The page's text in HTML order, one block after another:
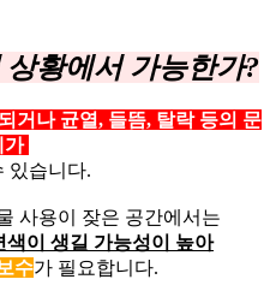
상황에서 가능한가?
거나 균열, 들뜸, 탈락 등의 문
가
있습니다.
사용이 잦은 공간에서는
이 생길 가능성이 높아
수가 필요합니다.